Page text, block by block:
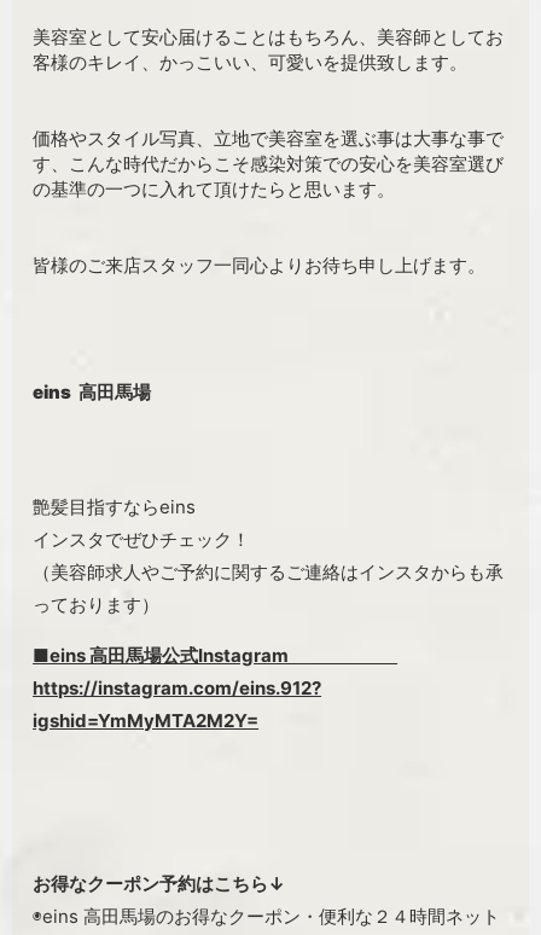
美容室として安心届けることはもちろん、美容師としてお
客様のキレイ、かっこいい、可愛いを提供致します。
価格やスタイル写真、立地で美容室を選ぶ事は大事な事で
す、こんな時代だからこそ感染対策での安心を美容室選び
の基準の一つに入れて頂けたらと思います。
皆様のご来店スタッフ一同心よりお待ち申し上げます。
eins 高田馬場
艶髪目指すならeins
インスタでぜひチェック！
（美容師求人やご予約に関するご連絡はインスタからも承
っております）
■eins 高田馬場公式Instagram
https://instagram.com/eins.912?
igshid=YmMyMTA2M2Y=
お得なクーポン予約はこちら↓
◉eins 高田馬場のお得なクーポン・便利な２４時間ネット